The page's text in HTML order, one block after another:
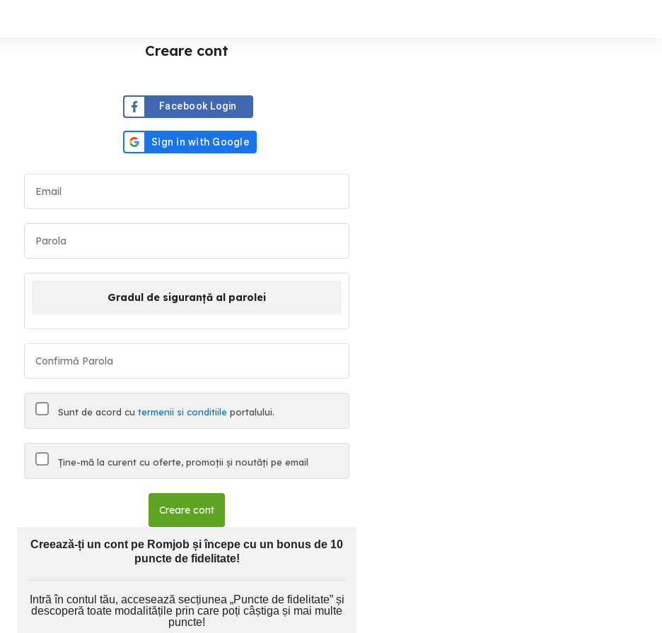
Creare cont
Facebook Login
Gradul de siguranță al parolei
Sunt de acord cu termenii si conditiile portalului.
Ține-mă la curent cu oferte, promoții și noutăți pe email
Creare cont
Creează-ți un cont pe Romjob și începe cu un bonus de 10
puncte de fidelitate!
Intră în contul tău, accesează secțiunea „Puncte de fidelitate” și
descoperă toate modalitățile prin care poți câștiga și mai multe
puncte!